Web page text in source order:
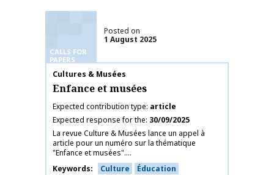
CALLS FOR
PAPERS
Posted on
1 August 2025
Publication name
Cultures & Musées
Enfance et musées
Expected contribution type article
Expected response for the 30/09/2025
La revue Culture & Musées lance un appel à
article pour un numéro sur la thématique
"Enfance et musées"....
Keywords
Culture Éducation